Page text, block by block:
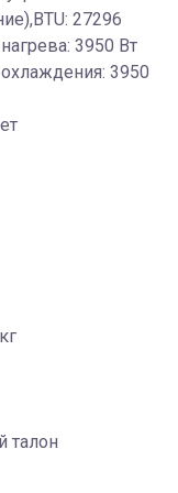
27296
3950 Вт
3950
талон